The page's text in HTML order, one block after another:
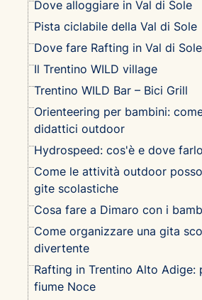
Dove alloggiare in Val di Sole
Pista ciclabile della Val di Sole
Dove fare Rafting in Val di Sole
Il Trentino WILD village
Trentino WILD Bar – Bici Grill
Orienteering per bambini:
didattici outdoor
Hydrospeed: cos'è e dove farlo
Come le attività outdoor
gite scolastiche
Cosa fare a Dimaro con i
Come organizzare una gita
divertente
Rafting in Trentino Alto Adige:
fiume Noce